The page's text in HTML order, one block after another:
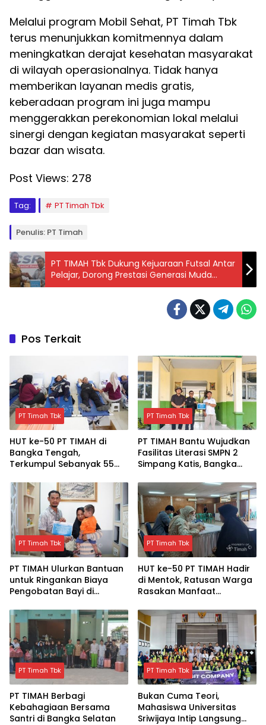
Melalui program Mobil Sehat, PT Timah Tbk
terus menunjukkan komitmennya dalam
meningkatkan derajat kesehatan masyarakat
di wilayah operasionalnya. Tidak hanya
memberikan layanan medis gratis,
keberadaan program ini juga mampu
menggerakkan perekonomian lokal melalui
sinergi dengan kegiatan masyarakat seperti
bazar dan wisata.
Post Views: 278
Tag: PT Timah Tbk
Penulis: PT Timah
PT TIMAH Tbk Dukung Kejuaraan Futsal Antar
Pelajar, Dorong Prestasi Generasi Muda
Bangka Barat
Pos Terkait
PT Timah Tbk
HUT ke-50 PT TIMAH di
Bangka Tengah,
Terkumpul Sebanyak 55
PT Timah Tbk
PT TIMAH Bantu Wujudkan
Fasilitas Literasi SMPN 2
Simpang Katis, Bangka
PT Timah Tbk
PT TIMAH Ulurkan Bantuan
untuk Ringankan Biaya
Pengobatan Bayi di
PT Timah Tbk
HUT ke-50 PT TIMAH Hadir
di Mentok, Ratusan Warga
Rasakan Manfaat
Gratis
PT Timah Tbk
PT TIMAH Berbagi
Kebahagiaan Bersama
Santri di Bangka Selatan
PT Timah Tbk
Bukan Cuma Teori,
Mahasiswa Universitas
Sriwijaya Intip Langsung